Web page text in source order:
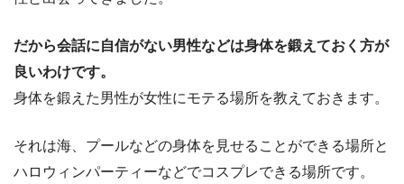
だから会話に自信がない男性などは身体を鍛えておく方が
良いわけです。
身体を鍛えた男性が女性にモテる場所を教えておきます。
それは海、プールなどの身体を見せることができる場所と
ハロウィンパーティーなどでコスプレできる場所です。